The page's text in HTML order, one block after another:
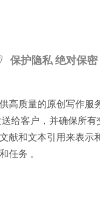
保护隐私 绝对保密
高质量的原创写作
给客户，并确保所
献和文本引用来表示
任务 。